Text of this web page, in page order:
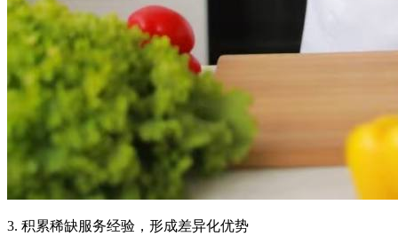
3. 积累稀缺服务经验，形成差异化优势